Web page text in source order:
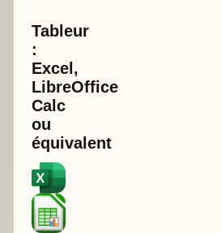
Tableur
:
Excel,
LibreOffice
Calc
ou
équivalent